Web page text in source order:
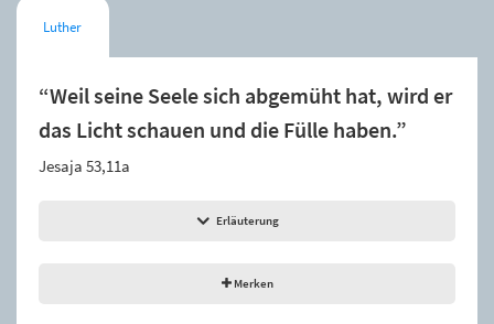
Luther
“Weil seine Seele sich abgemüht hat, wird er
das Licht schauen und die Fülle haben.”
Jesaja 53,11a
Erläuterung
Merken